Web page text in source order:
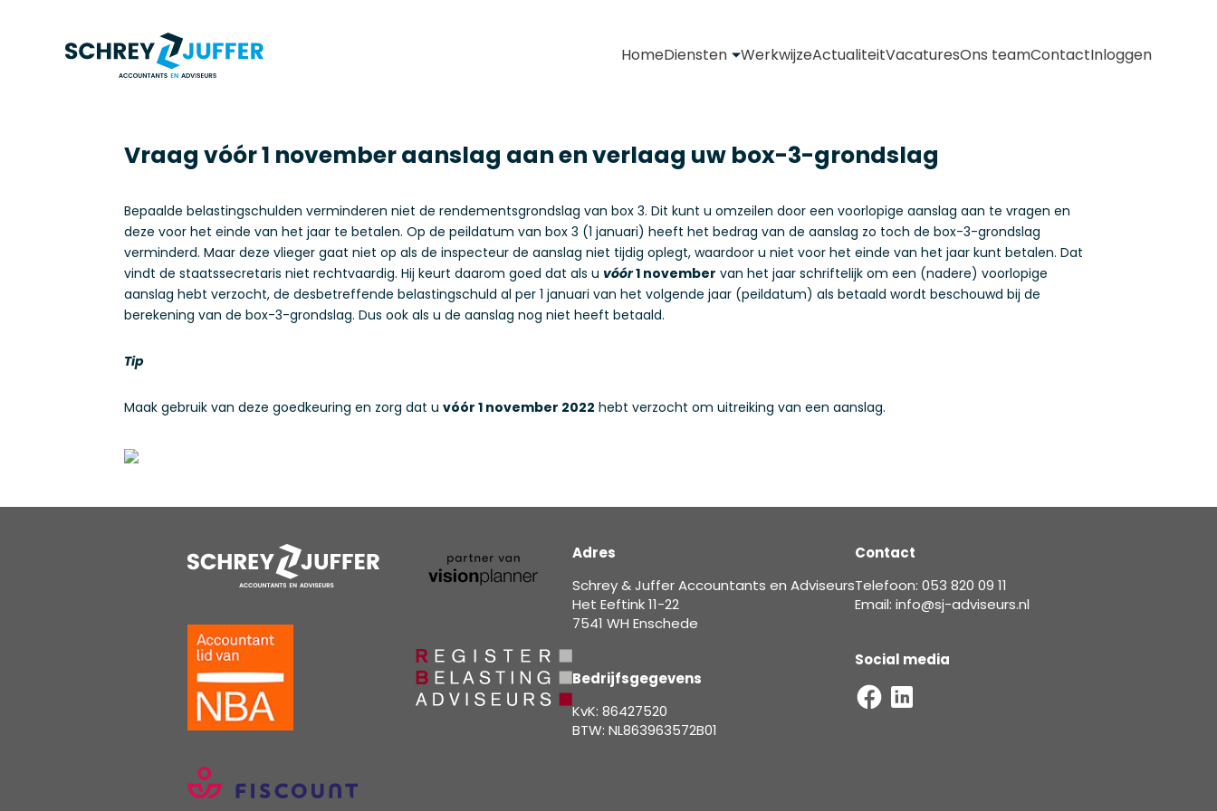
HomeDiensten WerkwijzeActualiteitVacaturesOns teamContactInloggen
Vraag vóór 1 november aanslag aan en verlaag uw box-3-grondslag
Bepaalde belastingschulden verminderen niet de rendementsgrondslag van box 3. Dit kunt u omzeilen door een voorlopige aanslag aan te vragen en
deze voor het einde van het jaar te betalen. Op de peildatum van box 3 (1 januari) heeft het bedrag van de aanslag zo toch de box-3-grondslag
verminderd. Maar deze vlieger gaat niet op als de inspecteur de aanslag niet tijdig oplegt, waardoor u niet voor het einde van het jaar kunt betalen. Dat
vindt de staatssecretaris niet rechtvaardig. Hij keurt daarom goed dat als u vóór1 november van het jaar schriftelijk om een (nadere) voorlopige
aanslag hebt verzocht, de desbetreffende belastingschuld al per 1 januari van het volgende jaar (peildatum) als betaald wordt beschouwd bij de
berekening van de box-3-grondslag. Dus ook als u de aanslag nog niet heeft betaald.
Tip
Maak gebruik van deze goedkeuring en zorg dat u vóór 1 november 2022 hebt verzocht om uitreiking van een aanslag.
Adres
Schrey & Juffer Accountants en Adviseurs
Het Eeftink 11-22
7541 WH Enschede
Bedrijfsgegevens
KvK: 86427520
BTW: NL863963572B01
Contact
Telefoon: 053 820 09 11
Email: info@sj-adviseurs.nl
Social media